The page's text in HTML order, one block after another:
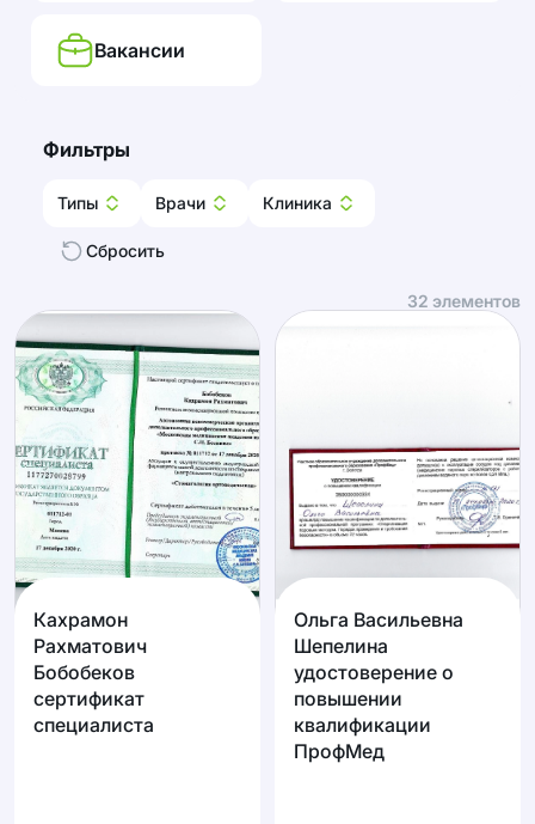
Вакансии
Фильтры
Типы Врачи Клиника
Сбросить
32 элементов
Кахрамон
Рахматович
Бобобеков
сертификат
специалиста
Ольга Васильевна
Шепелина
удостоверение о
повышении
квалификации
ПрофМед